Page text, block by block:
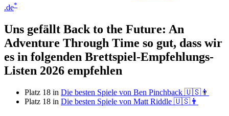
.de*
Uns gefällt Back to the Future: An
Adventure Through Time so gut, dass wir
es in folgenden Brettspiel-Empfehlungs-
Listen 2026 empfehlen
Platz 18 in Die besten Spiele von Ben Pinchback 🇺🇸👨
Platz 18 in Die besten Spiele von Matt Riddle 🇺🇸👨